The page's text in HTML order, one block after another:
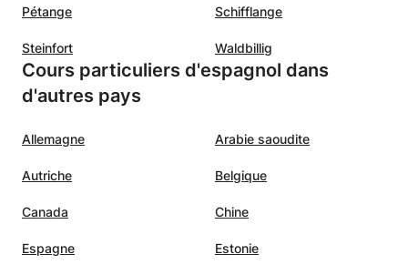
Pétange Schifflange
Steinfort Waldbillig
Cours particuliers d'espagnol dans
d'autres pays
Allemagne Arabie saoudite
Autriche Belgique
Canada Chine
Espagne Estonie